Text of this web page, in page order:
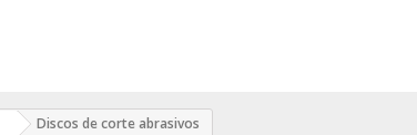
Discos de corte abrasivos